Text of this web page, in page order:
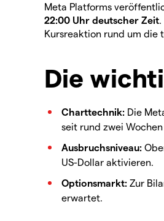
Meta Platforms
22:00 Uhr deutscher Zeit
Kursreaktion rund um die
Die
Charttechnik: Die
seit rund zwei
Ausbruchsniveau:
US-Dollar aktivieren.
Optionsmarkt: Zur
erwartet.